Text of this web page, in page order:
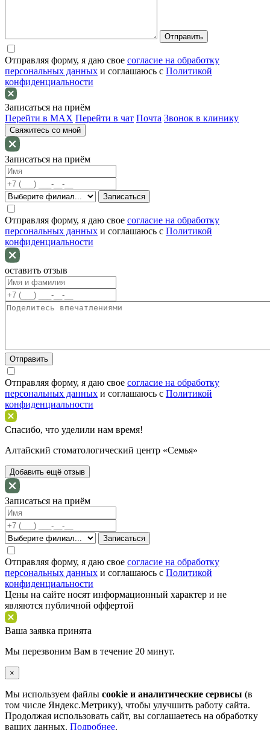
Отправляя форму, я даю свое согласие на обработку
персональных данных и соглашаюсь c Политикой
конфиденциальности
Записаться на приём
Перейти в MAX Перейти в чат Почта Звонок в клинику
Свяжитесь со мной
Записаться на приём
Отправляя форму, я даю свое согласие на обработку
персональных данных и соглашаюсь c Политикой
конфиденциальности
оставить отзыв
Отправить
Отправляя форму, я даю свое согласие на обработку
персональных данных и соглашаюсь c Политикой
конфиденциальности
Спасибо, что уделили нам время!
Алтайский стоматологический центр «Семья»
Добавить ещё отзыв
Записаться на приём
Отправляя форму, я даю свое согласие на обработку
персональных данных и соглашаюсь c Политикой
конфиденциальности
Цены на сайте носят информационный характер и не
являются публичной оффертой
Ваша заявка принята
Мы перезвоним Вам в течение 20 минут.
×
Мы используем файлы cookie и аналитические сервисы (в
том числе Яндекс.Метрику), чтобы улучшить работу сайта.
Продолжая использовать сайт, вы соглашаетесь на обработку
ваших данных. Подробнее.